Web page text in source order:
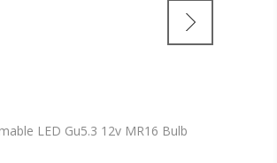
LED Gu5.3 12v MR16 Bulb